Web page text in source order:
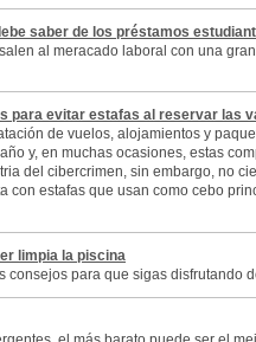
saber de los préstamos
al meracado laboral con una
para evitar estafas al reservar las
de vuelos, alojamientos y
y, en muchas ocasiones, estas
del cibercrimen, sin embargo, no
con estafas que usan como cebo
limpia la piscina
consejos para que sigas disfrutando